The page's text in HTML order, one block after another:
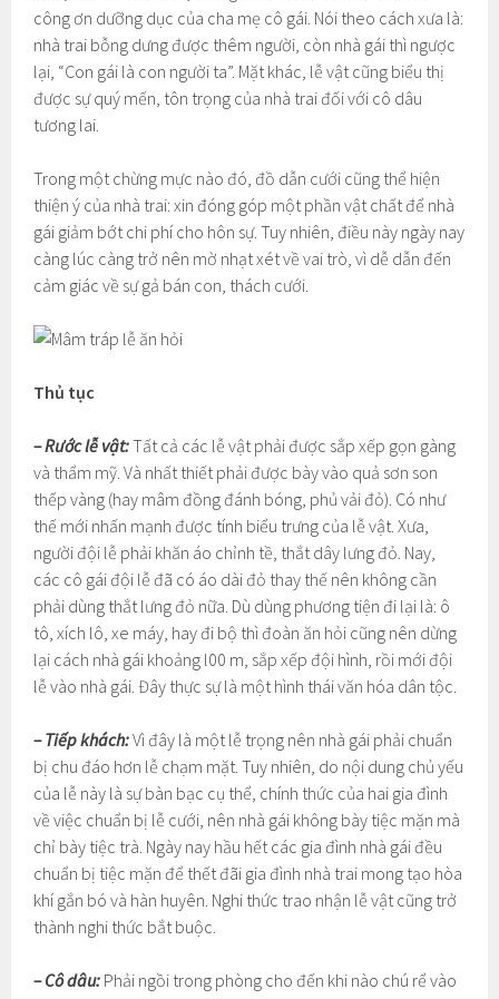
công ơn dưỡng dục của cha mẹ cô gái. Nói theo cách xưa là:
nhà trai bỗng dưng được thêm người, còn nhà gái thì ngược
lại, “Con gái là con người ta”. Mặt khác, lễ vật cũng biểu thị
được sự quý mến, tôn trọng của nhà trai đối với cô dâu
tương lai.
Trong một chừng mực nào đó, đồ dẫn cưới cũng thể hiện
thiện ý của nhà trai: xin đóng góp một phần vật chất để nhà
gái giảm bớt chi phí cho hôn sự. Tuy nhiên, điều này ngày nay
càng lúc càng trở nên mờ nhạt xét về vai trò, vì dễ dẫn đến
cảm giác về sự gả bán con, thách cưới.
Thủ tục
– Rước lễ vật:Tất cả các lễ vật phải được sắp xếp gọn gàng
và thẩm mỹ. Và nhất thiết phải được bày vào quả sơn son
thếp vàng (hay mâm đồng đánh bóng, phủ vải đỏ). Có như
thế mới nhấn mạnh được tính biểu trưng của lễ vật. Xưa,
người đội lễ phải khăn áo chỉnh tề, thắt dây lưng đỏ. Nay,
các cô gái đội lễ đã có áo dài đỏ thay thế nên không cần
phải dùng thắt lưng đỏ nữa. Dù dùng phương tiện đi lại là: ô
tô, xích lô, xe máy, hay đi bộ thì đoàn ăn hỏi cũng nên dừng
lại cách nhà gái khoảng l00 m, sắp xếp đội hình, rồi mới đội
lễ vào nhà gái. Đây thực sự là một hình thái văn hóa dân tộc.
– Tiếp khách:Vì đây là một lễ trọng nên nhà gái phải chuẩn
bị chu đáo hơn lễ chạm mặt. Tuy nhiên, do nội dung chủ yếu
của lễ này là sự bàn bạc cụ thể, chính thức của hai gia đình
về việc chuẩn bị lễ cưới, nên nhà gái không bày tiệc mặn mà
chỉ bày tiệc trà. Ngày nay hầu hết các gia đình nhà gái đều
chuẩn bị tiệc mặn để thết đãi gia đình nhà trai mong tạo hòa
khí gắn bó và hàn huyên. Nghi thức trao nhận lễ vật cũng trở
thành nghi thức bắt buộc.
– Cô dâu: Phải ngồi trong phòng cho đến khi nào chú rể vào